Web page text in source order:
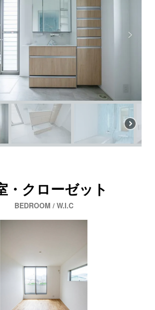
・クローゼット
BEDROOM / W.I.C